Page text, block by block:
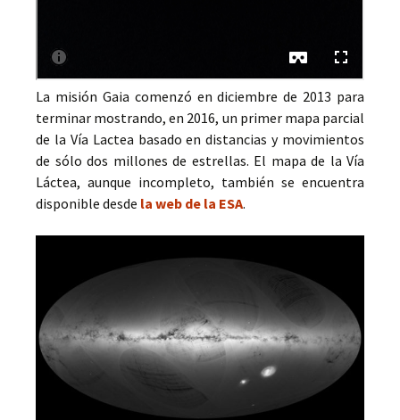
La misión Gaia comenzó en diciembre de 2013 para
terminar mostrando, en 2016, un primer mapa parcial
de la Vía Lactea basado en distancias y movimientos
de sólo dos millones de estrellas. El mapa de la Vía
Láctea, aunque incompleto, también se encuentra
disponible desde la web de la ESA.